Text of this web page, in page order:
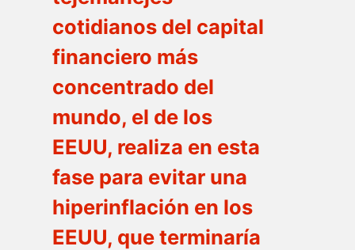
cotidianos del capital
financiero más
concentrado del
mundo, el de los
EEUU, realiza en esta
fase para evitar una
hiperinflación en los
EEUU, que terminaría